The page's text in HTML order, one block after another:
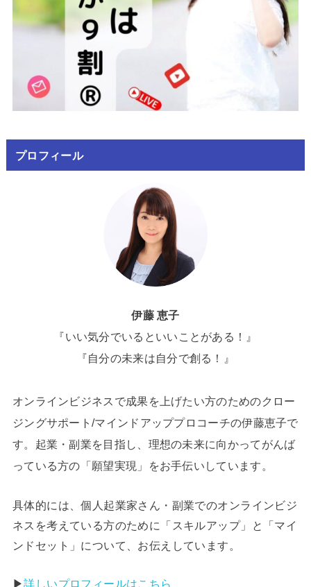
プロフィール
伊藤 恵子
『いい気分でいるといいことがある！』
『自分の未来は自分で創る！』
オンラインビジネスで成果を上げたい方のためのクロー
ジングサポート/マインドアッププロコーチの伊藤恵子で
す。起業・副業を目指し、理想の未来に向かってがんば
っている方の「願望実現」をお手伝いしています。
具体的には、個人起業家さん・副業でのオンラインビジ
ネスを考えている方のために「スキルアップ」と「マイ
ンドセット」について、お伝えしています。
▶︎詳しいプロフィールはこちら